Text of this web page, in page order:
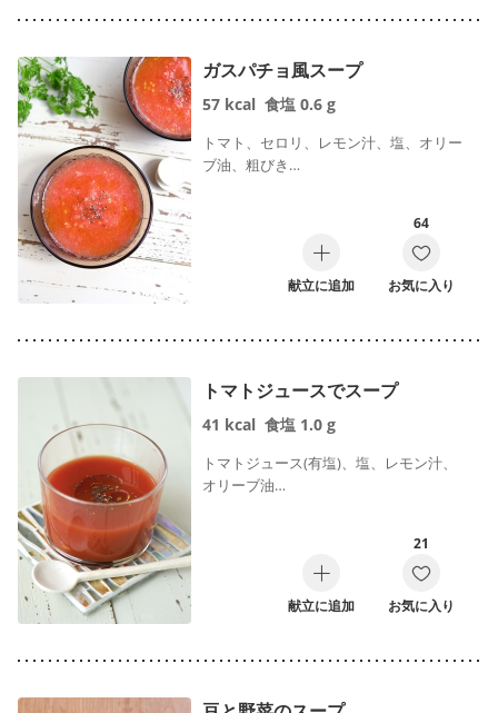
ガスパチョ風スープ
57 kcal 食塩 0.6 g
トマト、セロリ、レモン汁、塩、オリー
ブ油、粗びき…
献立に追加
64
お気に入り
トマトジュースでスープ
41 kcal 食塩 1.0 g
トマトジュース(有塩)、塩、レモン汁、
オリーブ油…
献立に追加
21
お気に入り